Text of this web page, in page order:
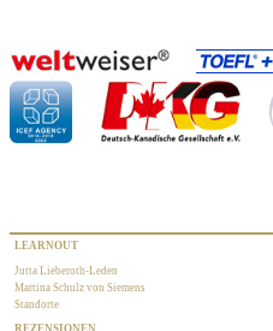
LEARNOUT
Jutta Lieberoth-Leden
Martina Schulz von Siemens
Standorte